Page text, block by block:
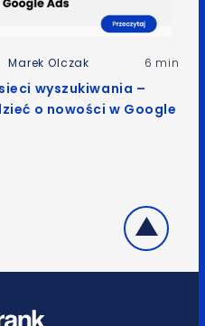
Marek Olczak 6 min
wyszukiwania –
o nowości w Google